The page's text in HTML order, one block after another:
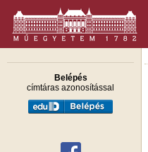
Belépés
címtáras azonosítással